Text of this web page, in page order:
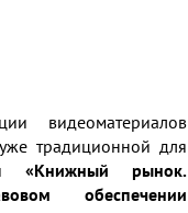
видеоматериалов
традиционной для
«Книжный рынок.
обеспечении